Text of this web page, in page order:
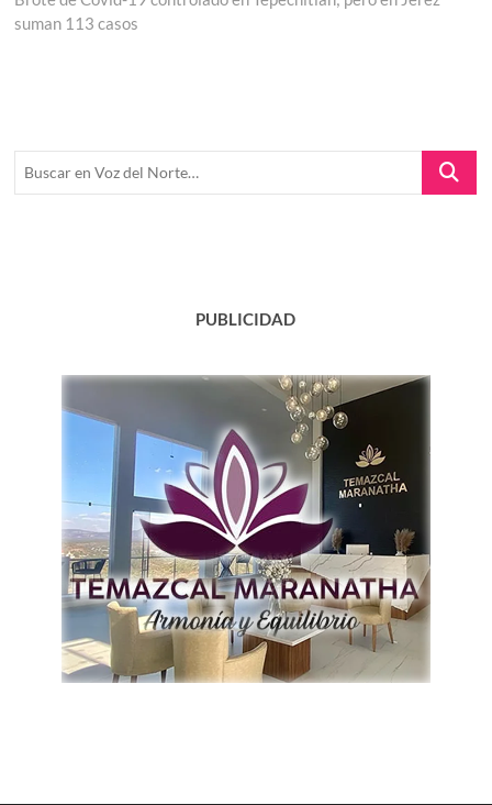
suman 113 casos
Buscar
PUBLICIDAD